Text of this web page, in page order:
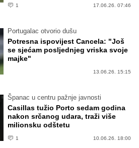
1 17.06.26. 07:46
Portugalac otvorio dušu
Potresna ispovijest Cancela: "Još
se sjećam posljednjeg vriska svoje
majke"
13.06.26. 15:15
Španac u centru pažnje javnosti
Casillas tužio Porto sedam godina
nakon srčanog udara, traži više
milionsku odštetu
1 10.06.26. 18:00